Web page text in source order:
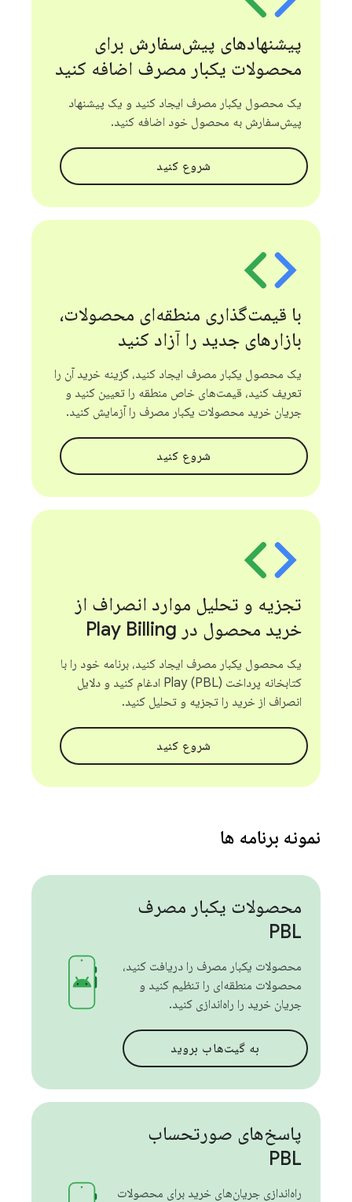
پیشنهادهای پیش‌سفارش برای
محصولات یکبار مصرف اضافه کنید
یک محصول یکبار مصرف ایجاد کنید و یک پیشنهاد
پیش‌سفارش به محصول خود اضافه کنید.
شروع کنید
با قیمت‌گذاری منطقه‌ای محصولات،
بازارهای جدید را آزاد کنید
یک محصول یکبار مصرف ایجاد کنید، گزینه خرید آن را
تعریف کنید، قیمت‌های خاص منطقه را تعیین کنید و
جریان خرید محصولات یکبار مصرف را آزمایش کنید.
شروع کنید
تجزیه و تحلیل موارد انصراف از
خرید محصول در Play Billing
یک محصول یکبار مصرف ایجاد کنید، برنامه خود را با
کتابخانه پرداخت Play (PBL) ادغام کنید و دلایل
انصراف از خرید را تجزیه و تحلیل کنید.
شروع کنید
نمونه برنامه ها
محصولات یکبار مصرف
PBL
محصولات یکبار مصرف را دریافت کنید،
محصولات منطقه‌ای را تنظیم کنید و
جریان خرید را راه‌اندازی کنید.
به گیت‌هاب بروید
پاسخ‌های صورتحساب
PBL
راه‌اندازی جریان‌های خرید برای محصولات